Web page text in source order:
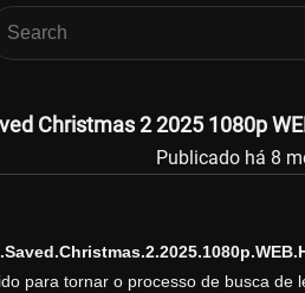
Christmas 2 2025 1080p
Publicado há 8
para tornar o processo de busca